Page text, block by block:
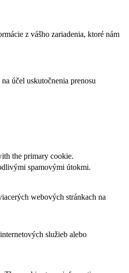
z vášho zariadenia, ktoré nám
účel uskutočnenia prenosu
the primary cookie.
spamovými útokmi.
webových stránkach na
služieb alebo